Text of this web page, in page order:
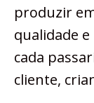
produzir
qualidade
cada
cliente,